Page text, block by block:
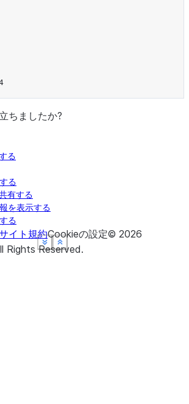
Show less
See more
Show less
See more
Show less
See more
Show less
See more
ちましたか?
る
る
有する
を表示する
る
イト規約Cookieの設定© 2026
Rights Reserved.